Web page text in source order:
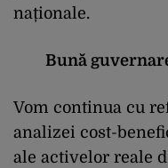
naționale.
Bună
Vom continua cu
analizei cost-
ale activelor reale